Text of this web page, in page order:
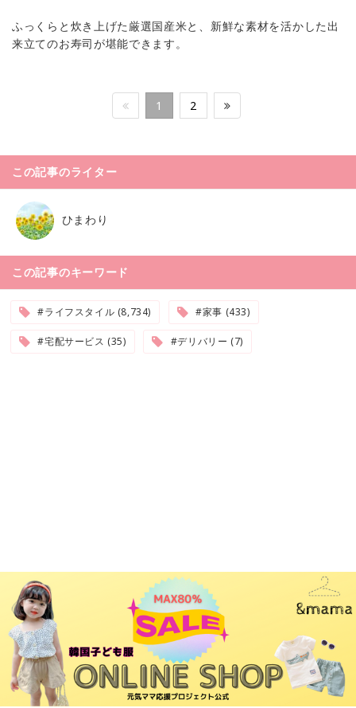
ふっくらと炊き上げた厳選国産米と、新鮮な素材を活かした出
来立てのお寿司が堪能できます。
1 2
この記事のライター
ひまわり
この記事のキーワード
#ライフスタイル (8,734) #家事 (433)
#宅配サービス (35) #デリバリー (7)